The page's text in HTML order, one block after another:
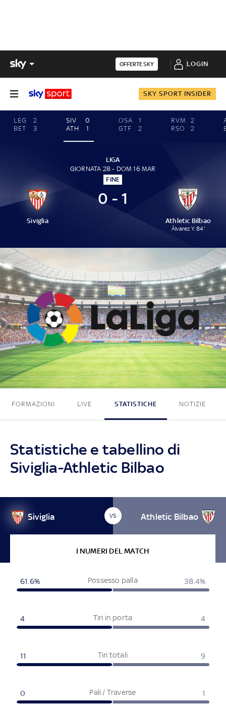
OFFERTE SKY LOGIN
SKY SPORT INSIDER
LEG
2
BET
3
SIV
0
ATH
1
OSA
1
GTF
2
RVM
2
RSO
2
LIGA
GIORNATA 28 - DOM 16 MAR
FINE
Siviglia
0 - 1
Athletic Bilbao
Álvarez Y. 84'
0 - 1
FORMAZIONI LIVE STATISTICHE NOTIZIE
Statistiche e tabellino di
Siviglia-Athletic Bilbao
Siviglia VS Athletic Bilbao
I NUMERI DEL MATCH
Possesso palla
61.6% 38.4%
Tiri in porta
4 4
Tiri totali
11 9
Pali / Traverse
0 1